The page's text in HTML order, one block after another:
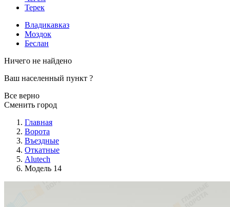
Терек
Владикавказ
Моздок
Беслан
Ничего не найдено
Ваш населенный пункт ?
Все верно
Сменить город
Главная
Ворота
Въездные
Откатные
Alutech
Модель 14